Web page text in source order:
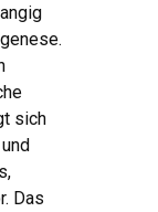
sich
Das